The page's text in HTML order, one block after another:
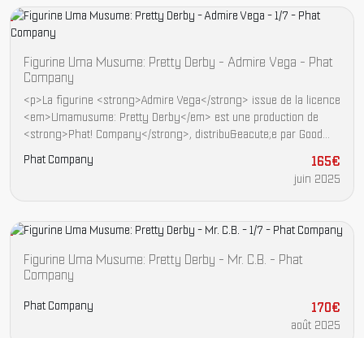
Figurine Uma Musume: Pretty Derby - Admire Vega - Phat
Company
<p>La figurine <strong>Admire Vega</strong> issue de la licence
<em>Umamusume: Pretty Derby</em> est une production de
<strong>Phat! Company</strong>, distribu&eacute;e par Good
Smile Company. Propos&eacute;e &agrave; l&#39;&eacute;chelle
1/7, cette statue PVC reproduit fid&egrave;lement le personnage
<strong>Pr&eacute;sentation de l&#39;&oelig;uvre</strong></p>
<p><em>Umamusume: Pretty Derby</em> est un univers de jeu
vid&eacute;o et d&#39;animation d&eacute;velopp&eacute; par
Cygames, dans lequel des personnages f&eacute;minins
incarnent des chevaux de course l&eacute;gendaires
Admire Vega y est d&eacute;peinte comme une figure solitaire et
intense, qualifi&eacute;e d&#39;&laquo; &eacute;toile de
Phat Company 165€
juin 2025
Figurine Uma Musume: Pretty Derby - Mr. C.B. - Phat
Company
Phat Company 170€
août 2025